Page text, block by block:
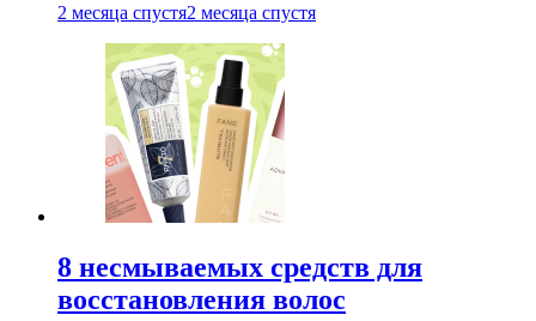
2 месяца спустя2 месяца спустя
8 несмываемых средств для
восстановления волос